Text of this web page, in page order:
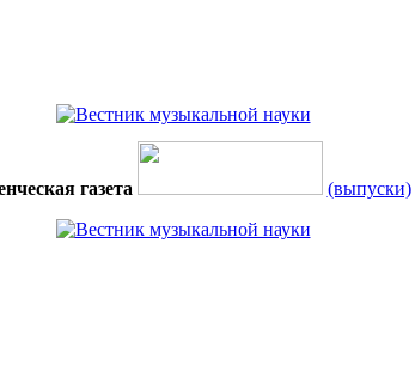
газета (выпуски)